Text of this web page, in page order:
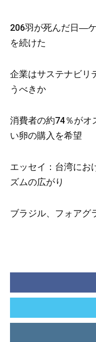
206羽が死んだ日―
を続けた
企業はサステナビリ
うべきか
消費者の約74％がオ
い卵の購入を希望
エッセイ：台湾にお
ズムの広がり
ブラジル、フォアグ